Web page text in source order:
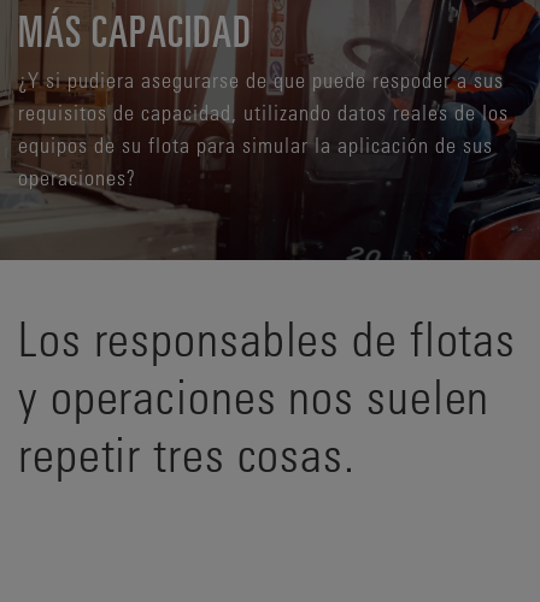
MÁS CAPACIDAD
¿Y si pudiera asegurarse de que puede respoder a sus
requisitos de capacidad, utilizando datos reales de los
equipos de su flota para simular la aplicación de sus
operaciones?
Los responsables de flotas
y operaciones nos suelen
repetir tres cosas.